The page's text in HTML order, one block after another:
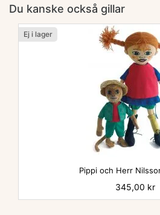
Du kanske också gillar
Ej i lager
Pippi och Herr
Pris
345,00 kr